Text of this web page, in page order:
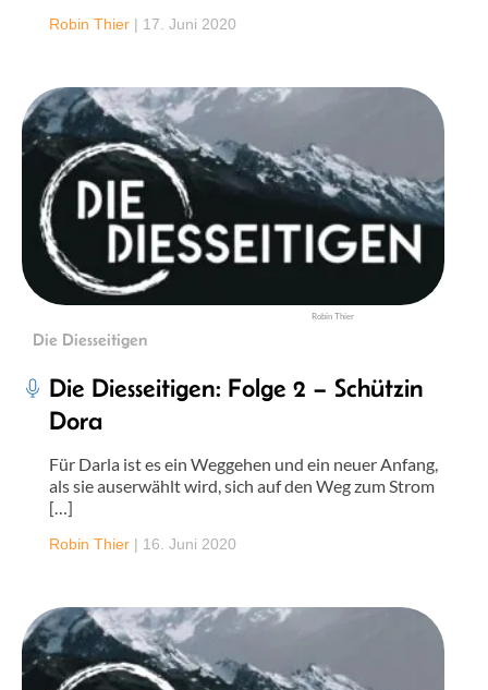
Robin Thier | 17. Juni 2020
Robin Thier
Die Diesseitigen
Die Diesseitigen: Folge 2 – Schützin
Dora
Für Darla ist es ein Weggehen und ein neuer Anfang,
als sie auserwählt wird, sich auf den Weg zum Strom
[…]
Robin Thier | 16. Juni 2020